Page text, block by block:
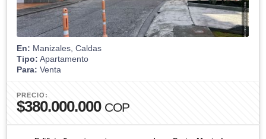
En: Manizales, Caldas
Tipo: Apartamento
Para: Venta
PRECIO:
$380.000.000 COP